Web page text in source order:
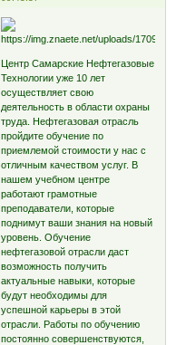
Центр Самарские Нефтегазовые
Технологии уже 10 лет
осуществляет свою
деятельность в области охраны
труда. Нефтегазовая отрасль
пройдите обучение по
приемлемой стоимости у нас с
отличным качеством услуг. В
нашем учебном центре
работают грамотные
преподаватели, которые
поднимут ваши знания на новый
уровень. Обучение
нефтегазовой отрасли даст
возможность получить
актуальные навыки, которые
будут необходимы для
успешной карьеры в этой
отрасли. Работы по обучению
постоянно совершенствуются,